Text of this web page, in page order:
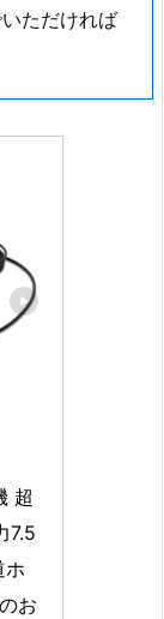
ただければ
超
7.5
ホ
お